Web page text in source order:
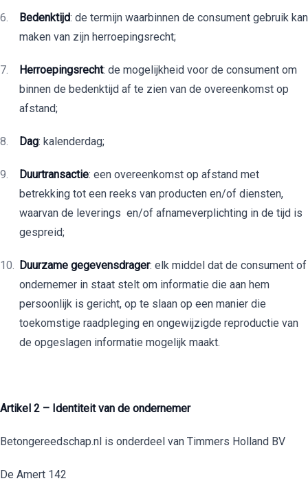
Bedenktijd: de termijn waarbinnen de consument gebruik kan
maken van zijn herroepingsrecht;
Herroepingsrecht: de mogelijkheid voor de consument om
binnen de bedenktijd af te zien van de overeenkomst op
afstand;
Dag: kalenderdag;
Duurtransactie: een overeenkomst op afstand met
betrekking tot een reeks van producten en/of diensten,
waarvan de leverings en/of afnameverplichting in de tijd is
gespreid;
Duurzame gegevensdrager: elk middel dat de consument of
ondernemer in staat stelt om informatie die aan hem
persoonlijk is gericht, op te slaan op een manier die
toekomstige raadpleging en ongewijzigde reproductie van
de opgeslagen informatie mogelijk maakt.
Artikel 2 – Identiteit van de ondernemer
Betongereedschap.nl is onderdeel van Timmers Holland BV
De Amert 142